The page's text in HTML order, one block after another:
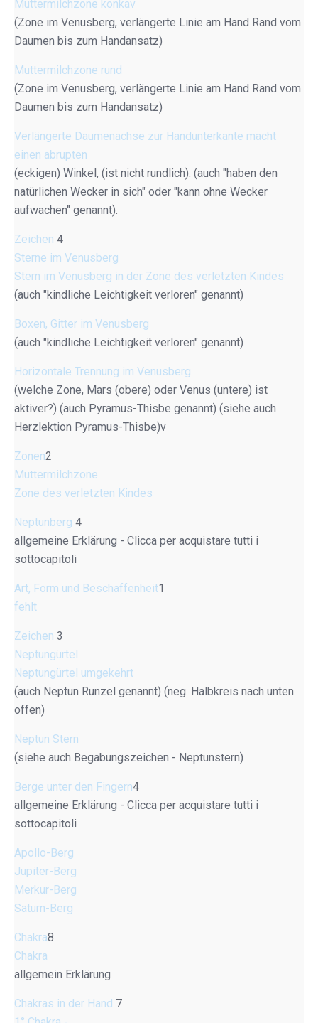
Muttermilchzone konkav
(Zone im Venusberg, verlängerte Linie am Hand Rand vom
Daumen bis zum Handansatz)
Muttermilchzone rund
(Zone im Venusberg, verlängerte Linie am Hand Rand vom
Daumen bis zum Handansatz)
Verlängerte Daumenachse zur Handunterkante macht
einen abrupten
(eckigen) Winkel, (ist nicht rundlich). (auch "haben den
natürlichen Wecker in sich" oder "kann ohne Wecker
aufwachen" genannt).
Zeichen 4
Sterne im Venusberg
Stern im Venusberg in der Zone des verletzten Kindes
(auch "kindliche Leichtigkeit verloren" genannt)
Boxen, Gitter im Venusberg
(auch "kindliche Leichtigkeit verloren" genannt)
Horizontale Trennung im Venusberg
(welche Zone, Mars (obere) oder Venus (untere) ist
aktiver?) (auch Pyramus-Thisbe genannt) (siehe auch
Herzlektion Pyramus-Thisbe)v
Zonen2
Muttermilchzone
Zone des verletzten Kindes
Neptunberg 4
allgemeine Erklärung - Clicca per acquistare tutti i
sottocapitoli
Art, Form und Beschaffenheit1
fehlt
Zeichen 3
Neptungürtel
Neptungürtel umgekehrt
(auch Neptun Runzel genannt) (neg. Halbkreis nach unten
offen)
Neptun Stern
(siehe auch Begabungszeichen - Neptunstern)
Berge unter den Fingern4
allgemeine Erklärung - Clicca per acquistare tutti i
sottocapitoli
Apollo-Berg
Jupiter-Berg
Merkur-Berg
Saturn-Berg
Chakra8
Chakra
allgemein Erklärung
Chakras in der Hand 7